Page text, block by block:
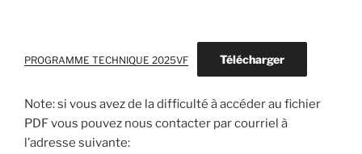
PROGRAMME TECHNIQUE 2025VF Télécharger
Note: si vous avez de la difficulté à accéder au fichier
PDF vous pouvez nous contacter par courriel à
l’adresse suivante: